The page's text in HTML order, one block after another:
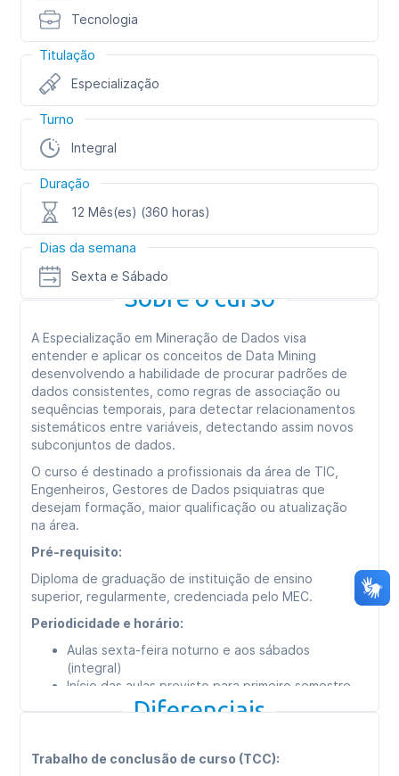
Tecnologia
Titulação
Especialização
Turno
Integral
Duração
12 Mês(es) (360 horas)
Dias da semana
Sexta e Sábado
Sobre o curso
A Especialização em Mineração de Dados visa
entender e aplicar os conceitos de Data Mining
desenvolvendo a habilidade de procurar padrões de
dados consistentes, como regras de associação ou
sequências temporais, para detectar relacionamentos
sistemáticos entre variáveis, detectando assim novos
subconjuntos de dados.
O curso é destinado a profissionais da área de TIC,
Engenheiros, Gestores de Dados psiquiatras que
desejam formação, maior qualificação ou atualização
na área.
Pré-requisito:
Diploma de graduação de instituição de ensino
superior, regularmente, credenciada pelo MEC.
Periodicidade e horário:
Aulas sexta-feira noturno e aos sábados
(integral)
Início das aulas previsto para primeiro semestre
Diferenciais
Trabalho de conclusão de curso (TCC):